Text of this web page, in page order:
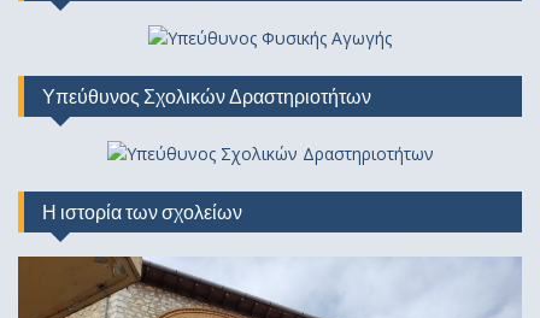
Υπεύθυνος Σχολικών Δραστηριοτήτων
Η ιστορία των σχολείων